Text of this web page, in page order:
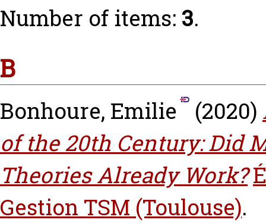
Number of items: 3.
B
Bonhoure, Emilie (2020)
of the 20th Century: Did
Theories Already Work?
Gestion TSM (Toulouse).